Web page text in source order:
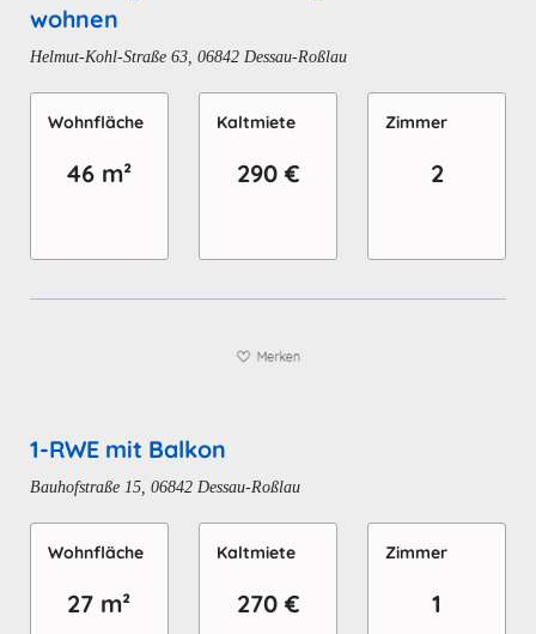
wohnen
Helmut-Kohl-Straße 63, 06842 Dessau-Roßlau
Wohn­fläche
46 m²
Kaltmiete
290 €
Zimmer
2
1-RWE mit Balkon
Bauhofstraße 15, 06842 Dessau-Roßlau
Wohn­fläche
27 m²
Kaltmiete
270 €
Zimmer
1